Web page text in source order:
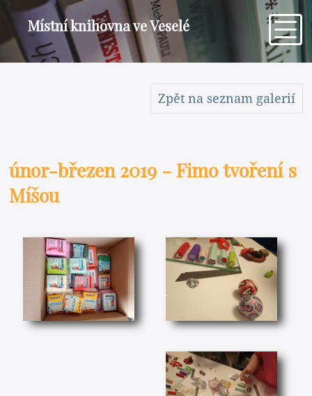
Místní knihovna ve Veselé
Zpět na seznam galerií
únor-březen 2019 - Fimo tvoření s
Míšou